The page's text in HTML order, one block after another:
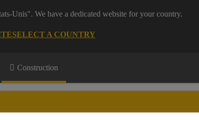
Unis". We have a dedicated website for your country.
SELECT A COUNTRY
Construction